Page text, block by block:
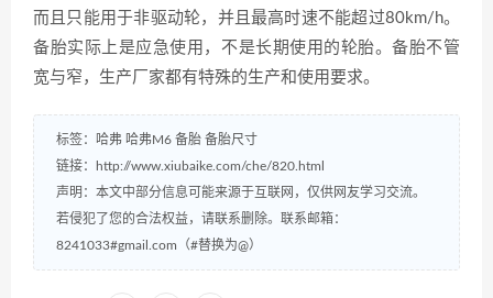
而且只能用于非驱动轮，并且最高时速不能超过80km/h。
备胎实际上是应急使用，不是长期使用的轮胎。备胎不管
宽与窄，生产厂家都有特殊的生产和使用要求。
标签： 哈弗 哈弗M6 备胎 备胎尺寸
链接：
http://www.xiubaike.com/che/820.html
声明：本文中部分信息可能来源于互联网，仅供网友学习交流。
若侵犯了您的合法权益，请联系删除。联系邮箱：
8241033#gmail.com（#替换为@）